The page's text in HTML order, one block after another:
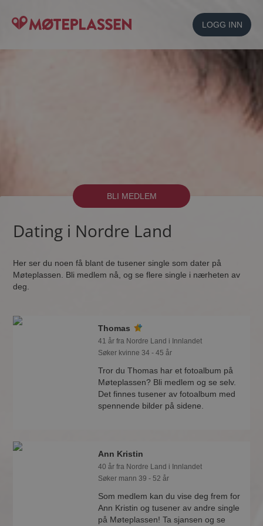
LOGG INN
BLI MEDLEM
Dating i Nordre Land
Her ser du noen få blant de tusener single som dater på
Møteplassen. Bli medlem nå, og se flere single i nærheten av
deg.
Thomas
41 år fra Nordre Land i Innlandet
Søker kvinne 34 - 45 år
Tror du Thomas har et fotoalbum på
Møteplassen? Bli medlem og se selv.
Det finnes tusener av fotoalbum med
spennende bilder på sidene.
Ann Kristin
40 år fra Nordre Land i Innlandet
Søker mann 39 - 52 år
Som medlem kan du vise deg frem for
Ann Kristin og tusener av andre single
på Møteplassen! Ta sjansen og se